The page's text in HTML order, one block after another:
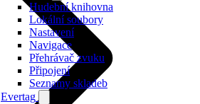
Hudební knihovna
Lokální soubory
Nastavení
Navigace
Přehrávač zvuku
Připojení
Seznamy skladeb
Evertag